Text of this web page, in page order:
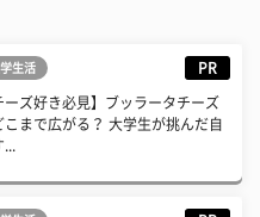
生活 PR
ーズ好き必見】ブッラータチーズ
こまで広がる？ 大学生が挑んだ自